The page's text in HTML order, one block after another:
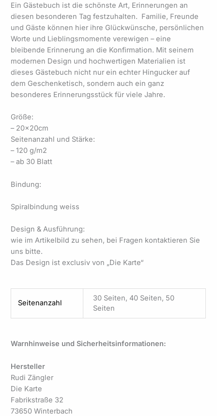
Ein Gästebuch ist die schönste Art, Erinnerungen an
diesen besonderen Tag festzuhalten. Familie, Freunde
und Gäste können hier ihre Glückwünsche, persönlichen
Worte und Lieblingsmomente verewigen – eine
bleibende Erinnerung an die Konfirmation. Mit seinem
modernen Design und hochwertigen Materialien ist
dieses Gästebuch nicht nur ein echter Hingucker auf
dem Geschenketisch, sondern auch ein ganz
besonderes Erinnerungsstück für viele Jahre.
Größe:
– 20×20cm
Seitenanzahl und Stärke:
– 120 g/m2
– ab 30 Blatt
Bindung:
Spiralbindung weiss
Design & Ausführung:
wie im Artikelbild zu sehen, bei Fragen kontaktieren Sie
uns bitte.
Das Design ist exclusiv von „Die Karte“
Seitenanzahl
30 Seiten, 40 Seiten, 50
Seiten
Warnhinweise und Sicherheitsinformationen:
Hersteller
Rudi Zängler
Die Karte
Fabrikstraße 32
73650 Winterbach